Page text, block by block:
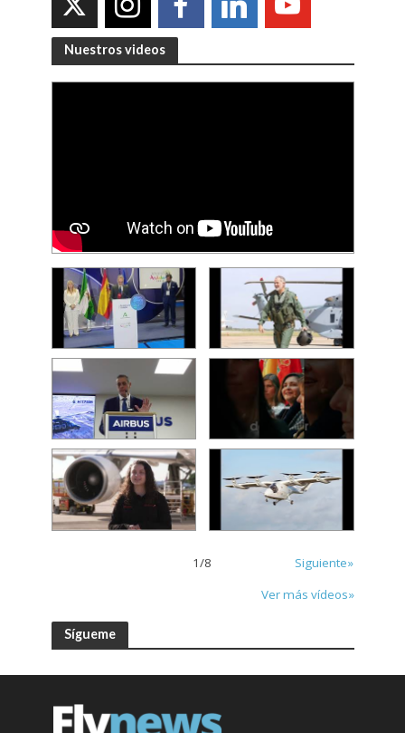
Nuestros videos
1/8
Siguiente»
Ver más vídeos»
Sígueme